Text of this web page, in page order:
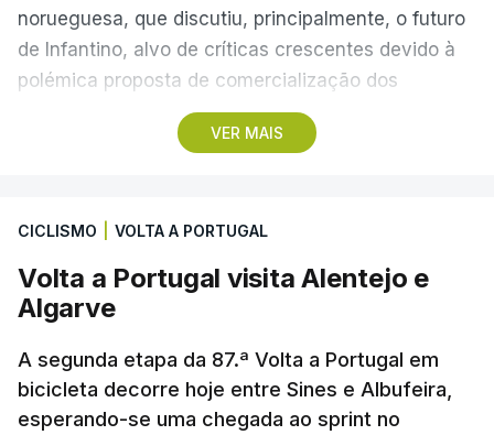
VER MAIS
norueguesa, que discutiu, principalmente, o futuro
de Infantino, alvo de críticas crescentes devido à
polémica proposta de comercialização dos
confiança institucional necessária para liderar a
FIFA de forma estável no período atual”,
sublinhando que “não há retorno” para o
presidente.
Infantino, único candidato declarado às eleições de
março do próximo ano, precisa de garantir a
CICLISMO VOLTA A PORTUGAL
Volta a Portugal visita Alentejo e
Algarve
A segunda etapa da 87.ª Volta a Portugal em
bicicleta decorre hoje entre Sines e Albufeira,
esperando-se uma chegada ao sprint no